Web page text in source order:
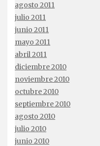
agosto 2011
julio 2011
junio 2011
mayo 2011
abril 2011
diciembre 2010
noviembre 2010
octubre 2010
septiembre 2010
agosto 2010
julio 2010
junio 2010